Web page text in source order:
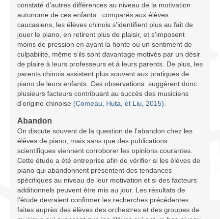
constaté d’autres différences au niveau de la motivation
autonome de ces enfants : comparés aux élèves
caucasiens, les élèves chinois s’identifient plus au fait de
jouer le piano, en retirent plus de plaisir, et s’imposent
moins de pression en ayant la honte ou un sentiment de
culpabilité, même s’ils sont davantage motivés par un désir
de plaire à leurs professeurs et à leurs parents. De plus, les
parents chinois assistent plus souvent aux pratiques de
piano de leurs enfants. Ces observations suggèrent donc
plusieurs facteurs contribuant au succès des musiciens
d’origine chinoise (Comeau, Huta, et Liu, 2015).
Abandon
On discute souvent de la question de l’abandon chez les
élèves de piano, mais sans que des publications
scientifiques viennent corroborer les opinions courantes.
Cette étude a été entreprise afin de vérifier si les élèves de
piano qui abandonnent présentent des tendances
spécifiques au niveau de leur motivation et si des facteurs
additionnels peuvent être mis au jour. Les résultats de
l’étude devraient confirmer les recherches précédentes
faites auprès des élèves des orchestres et des groupes de